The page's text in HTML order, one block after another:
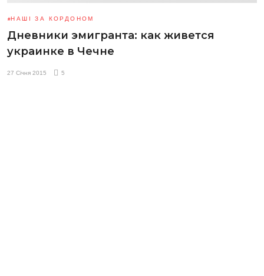
НАШІ ЗА КОРДОНОМ
Дневники эмигранта: как живется
украинке в Чечне
27 Січня 2015 5